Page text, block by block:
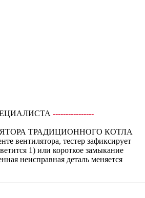
----------------
ТРАДИЦИОННОГО КОТЛА
вентилятора, тестер зафиксирует
1) или короткое замыкание
неисправная деталь меняется